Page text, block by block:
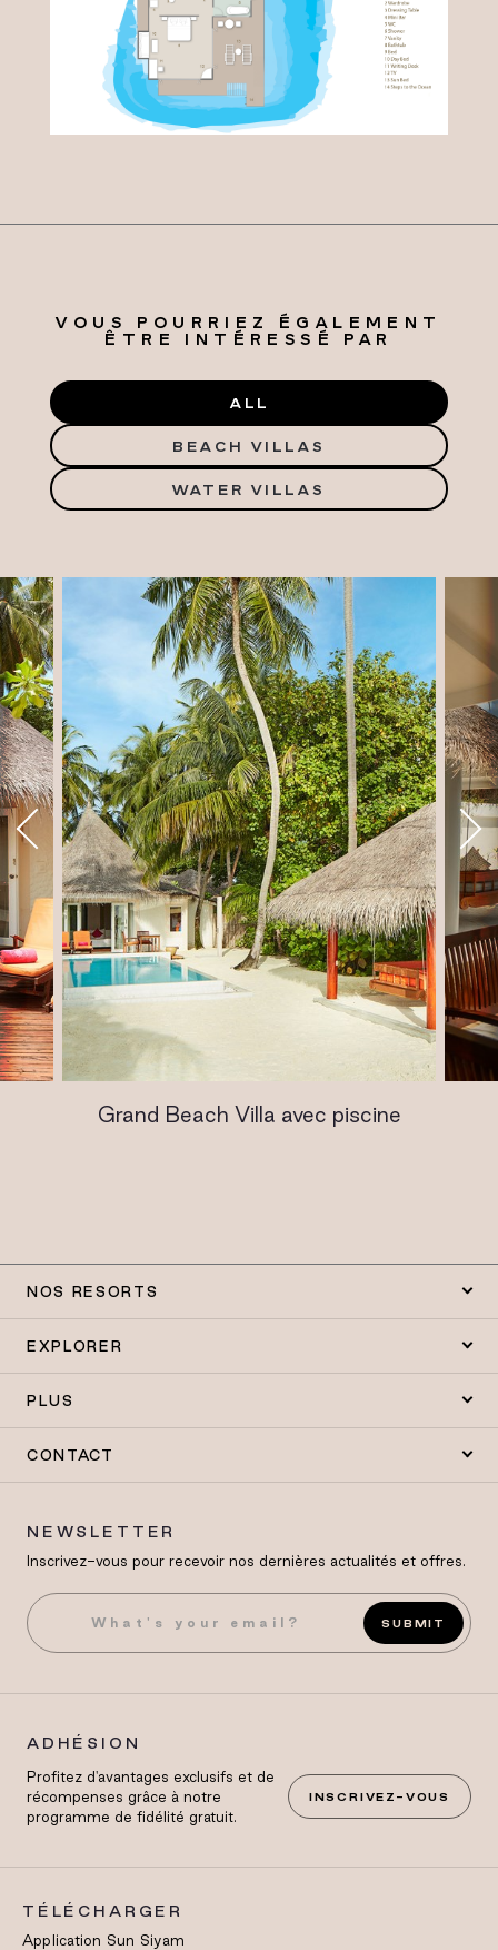
VOUS POURRIEZ ÉGALEMENT
ÊTRE INTÉRESSÉ PAR
ALL
BEACH VILLAS
WATER VILLAS
Grand Beach Villa avec piscine
NOS RESORTS
EXPLORER
PLUS
CONTACT
NEWSLETTER
Inscrivez-vous pour recevoir nos dernières actualités et offres.
SUBMIT
ADHÉSION
Profitez d'avantages exclusifs et de
récompenses grâce à notre
programme de fidélité gratuit.
INSCRIVEZ-VOUS
TÉLÉCHARGER
Application Sun Siyam